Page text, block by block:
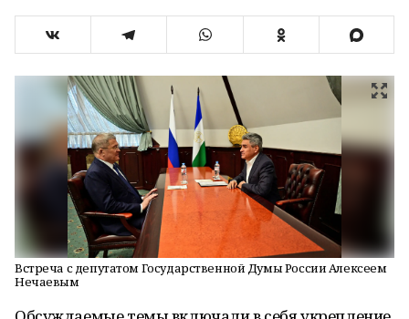
Встреча с депутатом Государственной Думы России Алексеем
Нечаевым